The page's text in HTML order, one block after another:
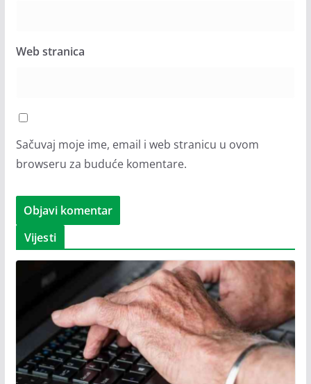
Web stranica
Sačuvaj moje ime, email i web stranicu u ovom
browseru za buduće komentare.
Vijesti